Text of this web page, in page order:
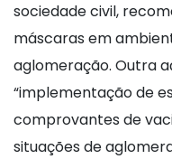
sociedade civil,
máscaras em
aglomeração. Outra
“implementação de
comprovantes de
situações de